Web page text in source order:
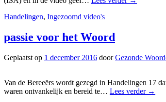
Handelingen, Ingezoomd video's
passie voor het Woord
Geplaatst op 1 december 2016 doorGezonde
Van de Bereeërs wordt gezegd in Handelingen 17
waren ontvankelijk en bereid te… Lees verder →